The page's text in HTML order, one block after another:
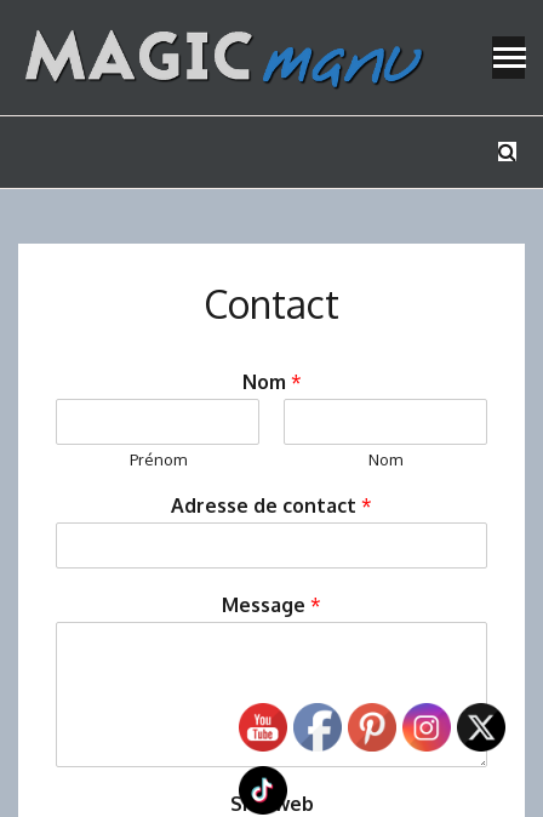
content
Contact
Nom *
Prénom Nom
Adresse de contact *
Message *
Site web